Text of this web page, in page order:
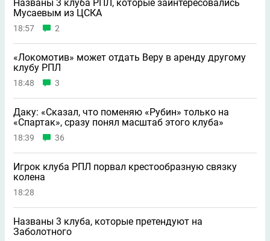
Названы 3 клуба РПЛ, которые заинтересовались
Мусаевым из ЦСКА
18:57 2
«Локомотив» может отдать Веру в аренду другому
клубу РПЛ
18:48 3
Даку: «Сказал, что поменяю «Рубин» только на
«Спартак», сразу понял масштаб этого клуба»
18:39 36
Игрок клуба РПЛ порвал крестообразную связку
колена
18:28
Названы 3 клуба, которые претендуют на
Заболотного